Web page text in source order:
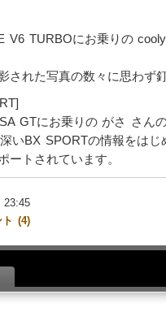
V6 TURBOにお乗りの
された写真の数々に思わず
GTにお乗りの がさ さん
いBX SPORTの情報をはじ
ートされています。
23:45
ト (4)